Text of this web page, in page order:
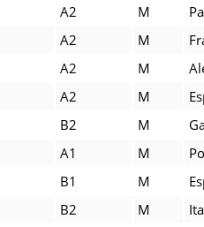
A2 M
A2 M
A2 M
A2 M
B2 M
A1 M
B1 M
B2 M